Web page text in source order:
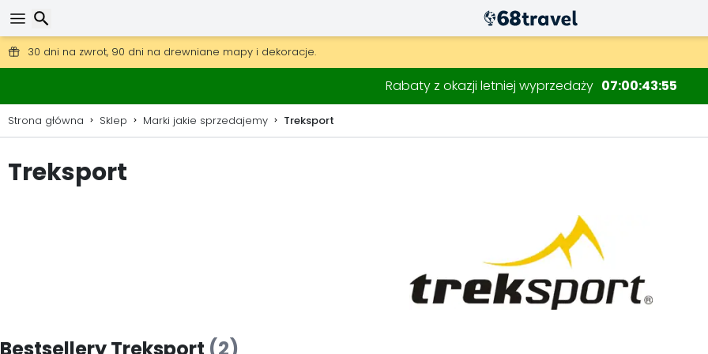
Darmowa wysyłka przy zamówieniach powyżej 345 zł.
30 dni na zwrot, 90 dni na drewniane mapy i dekoracje.
Rabaty z okazji letniej wyprzedaży 07004354
Strona główna Sklep Marki jakie sprzedajemy Treksport
Treksport
Bestsellery Treksport (2)